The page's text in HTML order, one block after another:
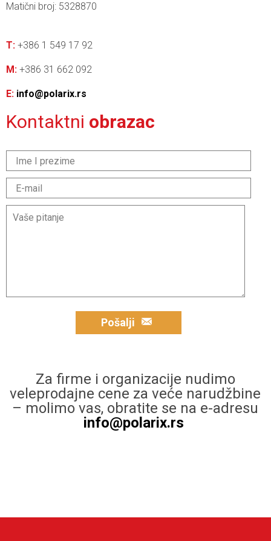
Matični broj: 5328870
T:+386 1 549 17 92
M:+386 31 662 092
E: info@polarix.rs
Kontaktni obrazac
Pošalji
Za firme i organizacije nudimo
veleprodajne cene za veće narudžbine
– molimo vas, obratite se na e-adresu
info@polarix.rs